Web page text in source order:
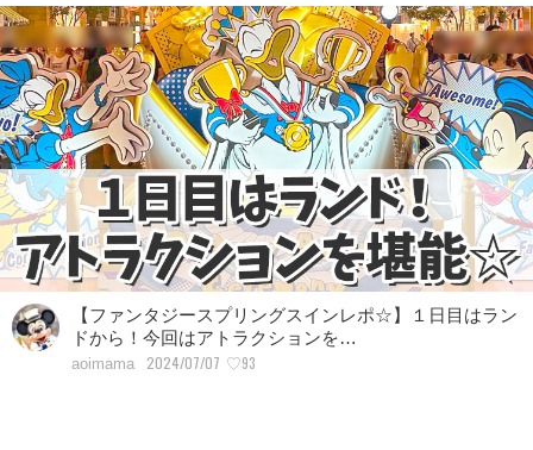
【ファンタジースプリングスインレポ☆】１日目はラン
ドから！今回はアトラクションを…
aoimama 2024/07/07 ♡93